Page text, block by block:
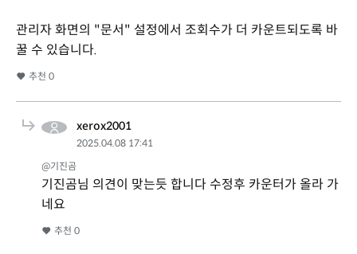
관리자 화면의 "문서" 설정에서 조회수가 더 카운트되도록 바
꿀 수 있습니다.
추천 0
xerox2001
2025.04.08 17:41
@기진곰
기진곰님 의견이 맞는듯 합니다 수정후 카운터가 올라 가
네요
추천 0